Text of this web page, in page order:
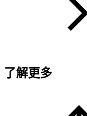
了解更多